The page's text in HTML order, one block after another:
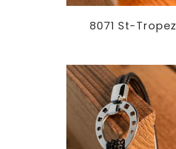
8071 St-Tropez